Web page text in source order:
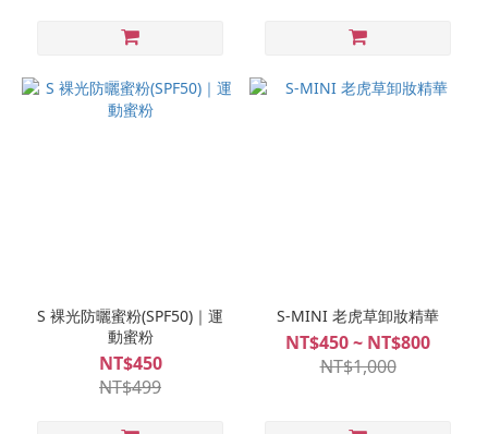
S 裸光防曬蜜粉(SPF50)｜運
動蜜粉
NT$450
NT$499
S-MINI 老虎草卸妝精華
NT$450 ~ NT$800
NT$1,000